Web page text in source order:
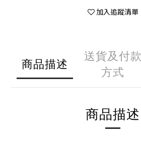
加入追蹤清單
商品描述
送貨及付款
方式
商品描述